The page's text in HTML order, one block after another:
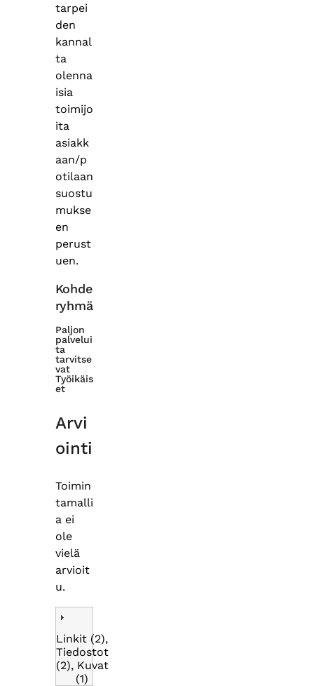
tarpei
den
kannal
ta
olenna
isia
toimijo
ita
asiakk
aan/p
otilaan
suostu
mukse
en
perust
uen.
Kohde
ryhmä
Paljon
palvelui
ta
tarvitse
vat
Työikäis
et
Arvi
ointi
Toimin
tamalli
a ei
ole
vielä
arvioit
u.
Linkit (2),
Tiedostot
(2), Kuvat
(1)